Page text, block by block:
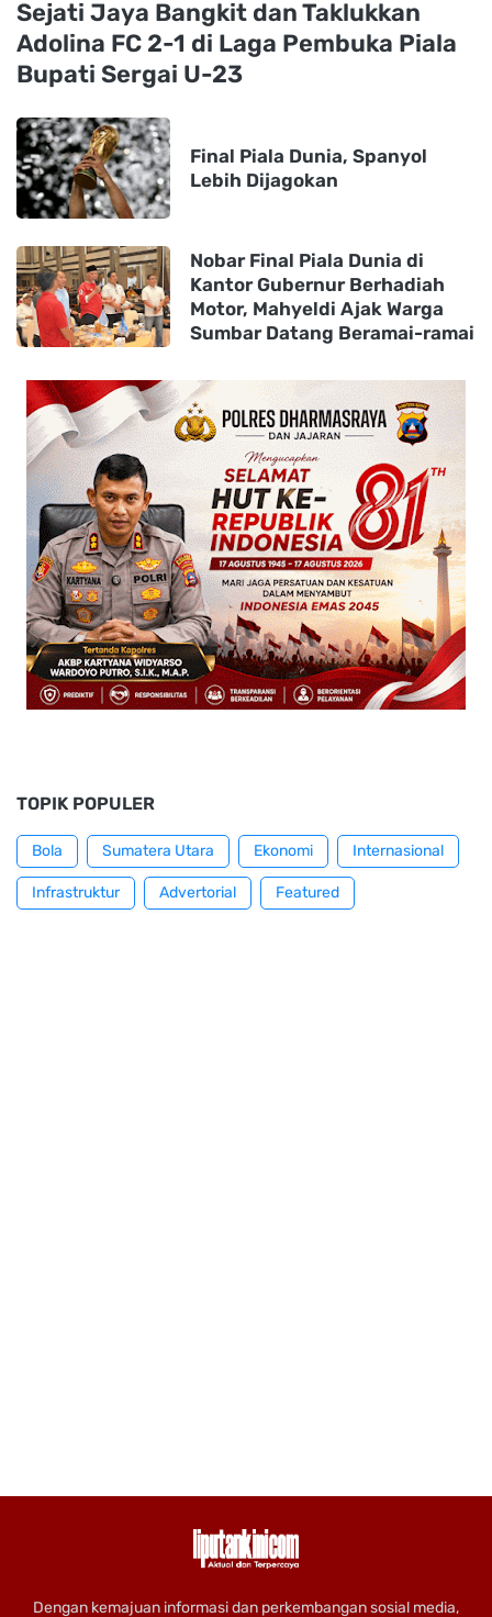
Sejati Jaya Bangkit dan Taklukkan
Adolina FC 2-1 di Laga Pembuka Piala
Bupati Sergai U-23
Final Piala Dunia, Spanyol
Lebih Dijagokan
Nobar Final Piala Dunia di
Kantor Gubernur Berhadiah
Motor, Mahyeldi Ajak Warga
Sumbar Datang Beramai-ramai
TOPIK POPULER
Bola Sumatera Utara Ekonomi Internasional
Infrastruktur Advertorial Featured
Dengan kemajuan informasi dan perkembangan sosial media,